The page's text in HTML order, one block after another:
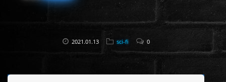
2021.01.13 sci-fi 0